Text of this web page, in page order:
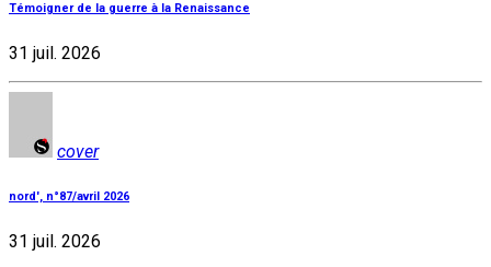
Témoigner de la guerre à la Renaissance
31 juil. 2026
cover
nord', n°87/avril 2026
31 juil. 2026